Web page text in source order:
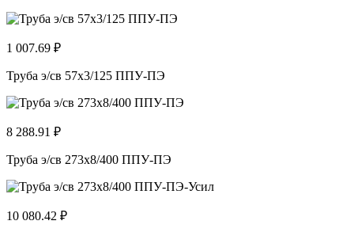
1 007.69 ₽
Труба э/св 57х3/125 ППУ-ПЭ
8 288.91 ₽
Труба э/св 273х8/400 ППУ-ПЭ
10 080.42 ₽